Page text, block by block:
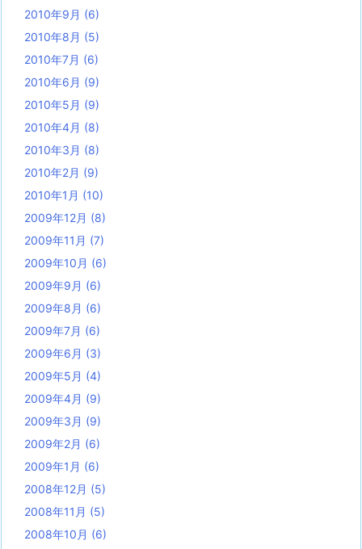
2010年9月 (6)
2010年8月 (5)
2010年7月 (6)
2010年6月 (9)
2010年5月 (9)
2010年4月 (8)
2010年3月 (8)
2010年2月 (9)
2010年1月 (10)
2009年12月 (8)
2009年11月 (7)
2009年10月 (6)
2009年9月 (6)
2009年8月 (6)
2009年7月 (6)
2009年6月 (3)
2009年5月 (4)
2009年4月 (9)
2009年3月 (9)
2009年2月 (6)
2009年1月 (6)
2008年12月 (5)
2008年11月 (5)
2008年10月 (6)